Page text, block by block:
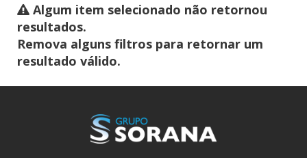
Algum item selecionado não retornou
resultados.
Remova alguns filtros para retornar um
resultado válido.